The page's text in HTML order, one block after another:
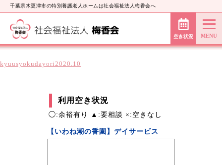
千葉県木更津市の特別養護老人ホームは社会福祉法人梅香会へ
空き状況
利用空き状況
◯:余裕有り ▲:要相談 ×:空きなし
【いわね潮の香園】デイサービス
kyuusyokudayori2020.10